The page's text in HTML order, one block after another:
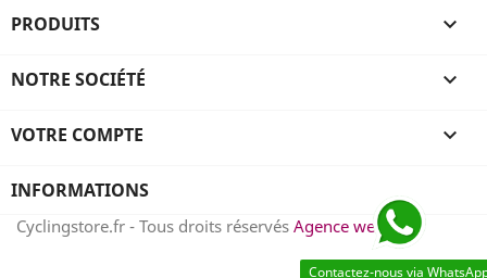
PRODUITS 
NOTRE SOCIÉTÉ 
VOTRE COMPTE 
INFORMATIONS
Contactez-nous via
Cyclingstore.fr - Tous droits réservés Agence web